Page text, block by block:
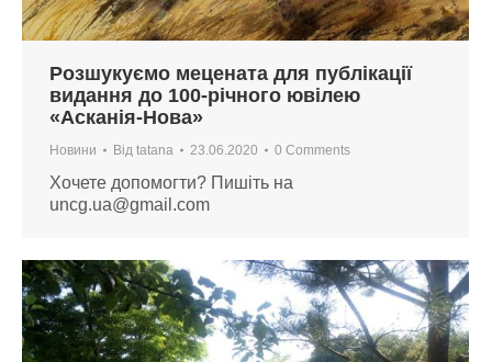
Розшукуємо мецената для публікації
видання до 100-річного ювілею
«Асканія-Нова»
Новини Від tatana 23.06.2020 0 Comments
Хочете допомогти? Пишіть на
uncg.ua@gmail.com